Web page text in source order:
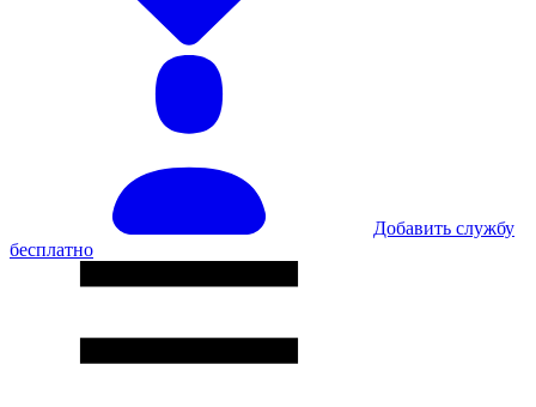
Добавить службу
бесплатно